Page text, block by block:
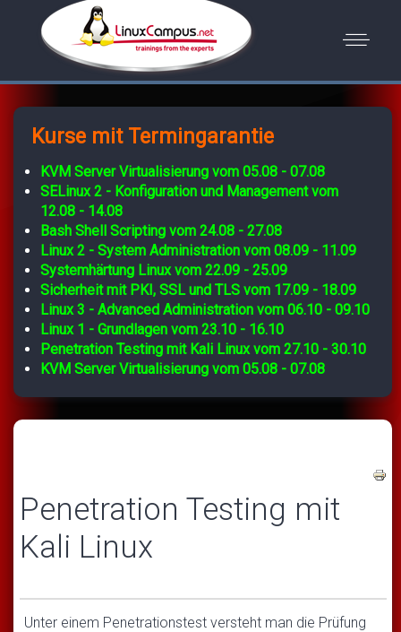
Kurse mit Termingarantie
KVM Server Virtualisierung vom 05.08 - 07.08
SELinux 2 - Konfiguration und Management vom
12.08 - 14.08
Bash Shell Scripting vom 24.08 - 27.08
Linux 2 - System Administration vom 08.09 - 11.09
Systemhärtung Linux vom 22.09 - 25.09
Sicherheit mit PKI, SSL und TLS vom 17.09 - 18.09
Linux 3 - Advanced Administration vom 06.10 - 09.10
Linux 1 - Grundlagen vom 23.10 - 16.10
Penetration Testing mit Kali Linux vom 27.10 - 30.10
KVM Server Virtualisierung vom 05.08 - 07.08
Penetration Testing mit
Kali Linux
Unter einem Penetrationstest versteht man die Prüfung